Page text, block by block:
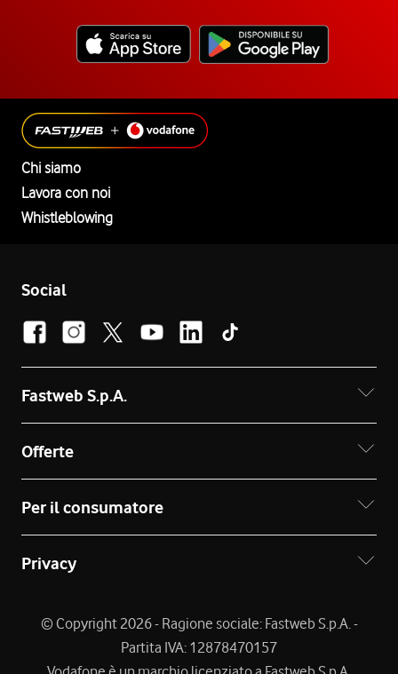
Chi siamo
Lavora con noi
Whistleblowing
Social
Fastweb S.p.A.
Offerte
Per il consumatore
Privacy
© Copyright 2026 - Ragione sociale: Fastweb S.p.A. -
Partita IVA: 12878470157